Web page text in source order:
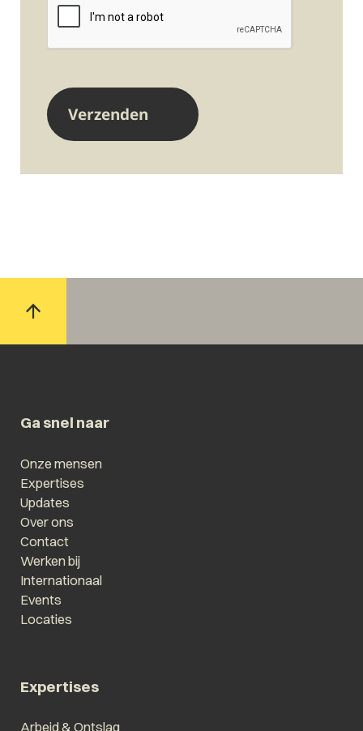
Ga snel naar
Onze mensen
Expertises
Updates
Over ons
Contact
Werken bij
Internationaal
Events
Locaties
Expertises
Arbeid & Ontslag